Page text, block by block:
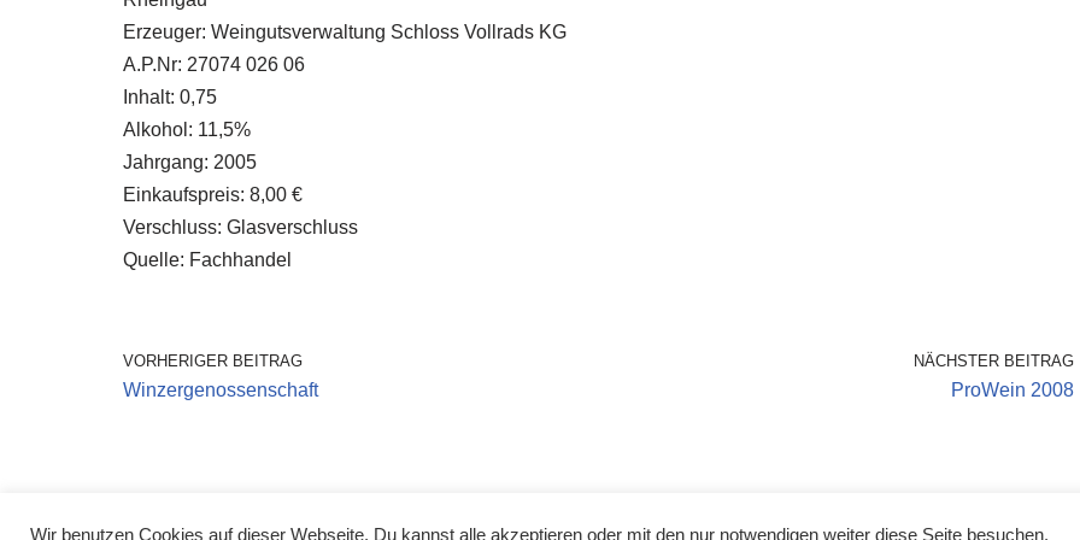
Erzeuger: Weingutsverwaltung Schloss Vollrads KG
A.P.Nr: 27074 026 06
Inhalt: 0,75
Alkohol: 11,5%
Jahrgang: 2005
Einkaufspreis: 8,00 €
Verschluss: Glasverschluss
Quelle: Fachhandel
VORHERIGER BEITRAG
Winzergenossenschaft
NÄCHSTER BEITRAG
ProWein 2008
Wir benutzen Cookies auf dieser Webseite. Du kannst alle akzeptieren oder mit den nur notwendigen weiter diese Seite besuchen.